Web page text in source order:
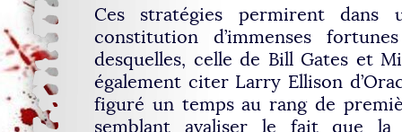
Ces stratégies permirent dans
constitution d’immenses
desquelles, celle de Bill Gates et
également citer Larry Ellison
figuré un temps au rang de
semblant avaliser le fait que la